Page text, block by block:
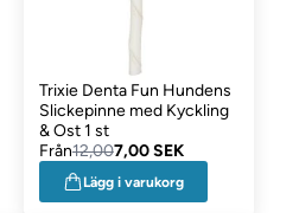
Trixie Denta Fun Hundens
Slickepinne med Kyckling
& Ost 1 st
Från12,007,00 SEK
Lägg i varukorg